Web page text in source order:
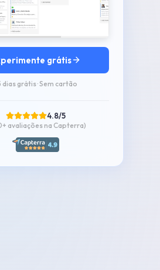
grátis
dias grátis · Sem cartão
4.8/5
avaliações na Capterra)